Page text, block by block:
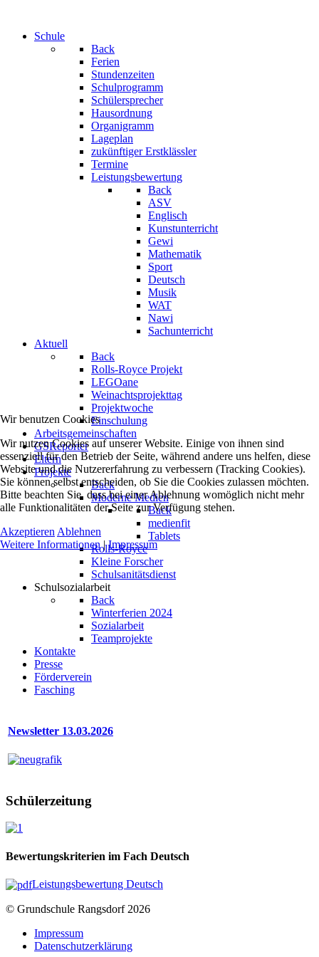
Schule
Back
Ferien
Stundenzeiten
Schulprogramm
Schülersprecher
Hausordnung
Organigramm
Lageplan
zukünftiger Erstklässler
Termine
Leistungsbewertung
Back
ASV
Englisch
Kunstunterricht
Gewi
Mathematik
Sport
Deutsch
Musik
WAT
Nawi
Sachunterricht
Aktuell
Back
Rolls-Royce Projekt
LEGOane
Weinachtsprojekttag
Projektwoche
Einschulung
Arbeitsgemeinschaften
GSReporter
Eltern
Projekte
Back
Moderne Medien
Back
medienfit
Tablets
Rolls-Royce
Kleine Forscher
Schulsanitätsdienst
Schulsozialarbeit
Back
Winterferien 2024
Sozialarbeit
Teamprojekte
Kontakte
Presse
Förderverein
Fasching
Newsletter 13.03.2026
Schülerzeitung
Bewertungskriterien im Fach Deutsch
Leistungsbewertung Deutsch
© Grundschule Rangsdorf 2026
Impressum
Datenschutzerklärung
Wir benutzen Cookies
Wir nutzen Cookies auf unserer Website. Einige von ihnen sind
essenziell für den Betrieb der Seite, während andere uns helfen, diese
Website und die Nutzererfahrung zu verbessern (Tracking Cookies).
Sie können selbst entscheiden, ob Sie die Cookies zulassen möchten.
Bitte beachten Sie, dass bei einer Ablehnung womöglich nicht mehr
alle Funktionalitäten der Seite zur Verfügung stehen.
Akzeptieren Ablehnen
Weitere Informationen|Impressum